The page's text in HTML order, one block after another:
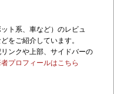
ト系、車など）のレビュ
をご紹介しています。
ンクや上部、サイドバーの
プロフィールはこちら